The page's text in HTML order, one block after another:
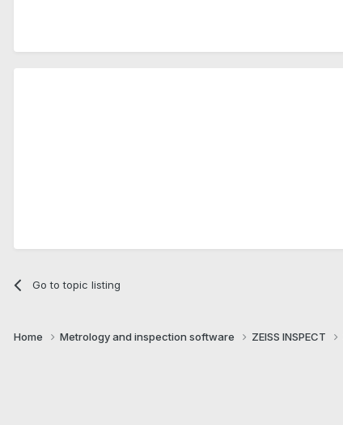
Go to topic listing
Home Metrology and inspection software ZEISS INSPECT